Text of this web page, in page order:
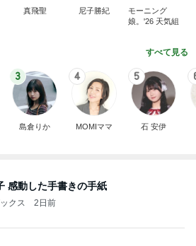
真飛聖 尼子勝紀
モーニング
娘。'26 天気組
すべて見る
3
島倉りか
4
MOMIママ
5
石 安伊
感動した手書きの手紙
クス 2日前